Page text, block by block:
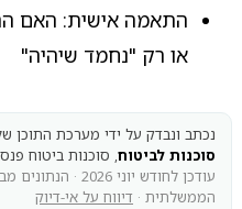
התאמה אישית: האם
או רק "נחמד שיהיה"
נכתב ונבדק על ידי מערכת התוכן
סוכנות לביטוח, סוכנות ביטוח
עודכן לחודש יוני
הממשלתית · דיווח על אי-דיוק